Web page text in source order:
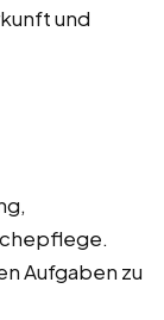
und
Aufgaben zu